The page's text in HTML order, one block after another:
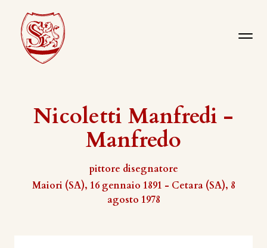
Nicoletti Manfredi -
Manfredo
pittore disegnatore
Maiori (SA), 16 gennaio 1891 - Cetara (SA), 8
agosto 1978